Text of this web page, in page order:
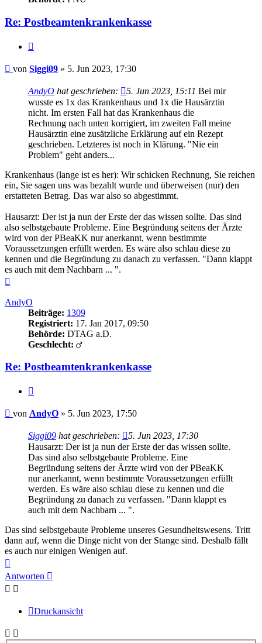
Re: Postbeamtenkrankenkasse
Beitrag
von Siggi09 » 5. Jun 2023, 17:30
AndyO hat geschrieben: 5. Jun 2023, 15:11 Bei mir
wusste es 1x das Krankenhaus und 1x die Hausärztin
nicht. Im ersten Fall hat das Krankenhaus die
Rechnung nach unten korrigiert, im zweiten Fall meine
Hausärztin eine zusätzliche Erklärung auf ein Rezept
geschrieben. Letzteres ist noch in Klärung. "Nie ein
Problem" geht anders...
Krankenhaus (lange ist es her): Wir schicken Rechnung, Sie reichen
ein, Sie sagen uns was bezahlt wurde und überweisen (nur) den
erstatteten Betrag. Das war also so abgestimmt.
Hausarzt: Der ist ja nun der Erste der das wissen sollte. Das sind
also selbstgebaute Probleme. Eine Begründung seitens der Ärzte
wird von der PBeaKK nur anerkannt, wenn bestimmte
Voraussetzungen erfüllt werden. Es wäre also schlau diese zu
kennen und die Begründung zu danach zu verfassen. "Dann klappt
es auch mit dem Nachbarn ... ".
AndyO
Beiträge: 1309
Registriert: 17. Jan 2017, 09:50
Behörde: DTAG a.D.
Geschlecht:
Re: Postbeamtenkrankenkasse
Beitrag
von AndyO » 5. Jun 2023, 17:50
Siggi09 hat geschrieben:
5. Jun 2023, 17:30
Hausarzt: Der ist ja nun der Erste der das wissen sollte.
Das sind also selbstgebaute Probleme. Eine
Begründung seitens der Ärzte wird von der PBeaKK
nur anerkannt, wenn bestimmte Voraussetzungen erfüllt
werden. Es wäre also schlau diese zu kennen und die
Begründung zu danach zu verfassen. "Dann klappt es
auch mit dem Nachbarn ... ".
Das sind selbstgebaute Probleme unseres Gesundheitswesens. Tritt
dann auf, wenn die Dinge nicht von der Stange sind. Deshalb fällt
es auch nur einigen Wenigen auf.
oben
Antworten
Druckansicht